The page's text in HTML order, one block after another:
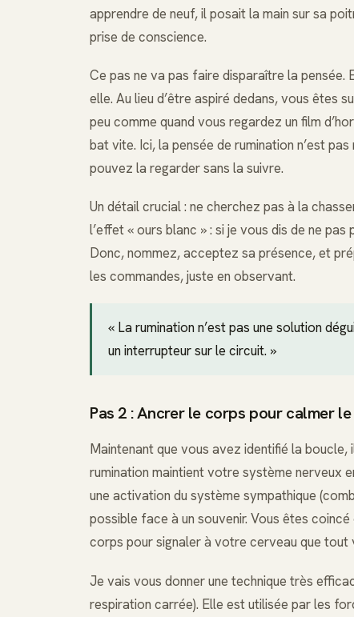
apprendre de neuf, il posait la main sur sa
prise de conscience.
Ce pas ne va pas faire disparaître la
elle. Au lieu d’être aspiré dedans, vous êtes
peu comme quand vous regardez un film
bat vite. Ici, la pensée de rumination n’est
pouvez la regarder sans la suivre.
Un détail crucial : ne cherchez pas à la
l’effet « ours blanc » : si je vous dis de ne
Donc, nommez, acceptez sa présence, et
les commandes, juste en observant.
« La rumination n’est pas une solution
un interrupteur sur le circuit. »
Pas 2 : Ancrer le corps pour calmer
Maintenant que vous avez identifié la
rumination maintient votre système nerveux
une activation du système sympathique
possible face à un souvenir. Vous êtes
corps pour signaler à votre cerveau que tout
Je vais vous donner une technique très
respiration carrée). Elle est utilisée par les